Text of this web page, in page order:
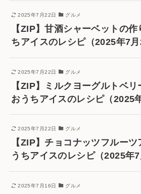
2025年7月22日 グルメ
【ZIP】甘酒シャーベットの
ちアイスのレシピ（2025年7月
2025年7月22日 グルメ
【ZIP】ミルクヨーグルトベ
おうちアイスのレシピ（2025
2025年7月22日 グルメ
【ZIP】チョコナッツフルー
うちアイスのレシピ（2025年7
2025年7月16日 グルメ